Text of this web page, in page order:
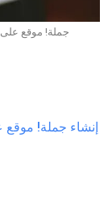
جملة! موقع على
إنشاء جملة! موقع